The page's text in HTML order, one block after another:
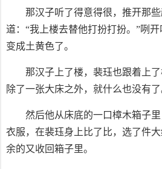
那汉子听了得意得很，推开那
道：“我上楼去替他打扮打扮。”咧
变成土黄色了。
那汉子上了楼，裴珏也跟着上
除了一张大床之外，就什么也没有了
然后他从床底的一口樟木箱子
衣服，在裴珏身上比了比，选了件
余的又收回箱子里。